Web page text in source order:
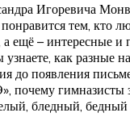
Игоревича
тем, кто
ещё – интересные и
как разные
до появления
почему гимназисты
бледный,